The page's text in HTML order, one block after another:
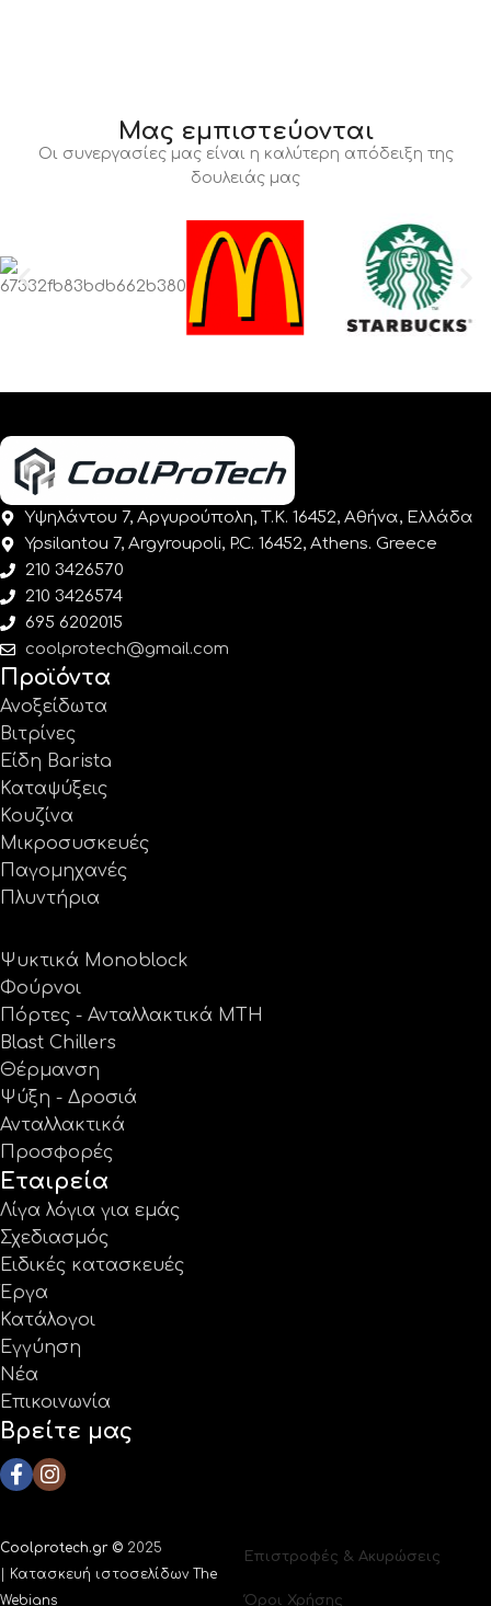
Μας εμπιστεύονται
Οι συνεργασίες μας είναι η καλύτερη απόδειξη της
δουλειάς μας
Υψηλάντου 7, Αργυρούπολη, Τ.Κ. 16452, Αθήνα, Ελλάδα
Ypsilantou 7, Argyroupoli, P.C. 16452, Athens. Greece
210 3426570
210 3426574
695 6202015
coolprotech@gmail.com
Προϊόντα
Ανοξείδωτα
Βιτρίνες
Είδη Barista
Καταψύξεις
Κουζίνα
Μικροσυσκευές
Παγομηχανές
Πλυντήρια
Ψυκτικά Monoblock
Φούρνοι
Πόρτες - Ανταλλακτικά MTH
Blast Chillers
Θέρμανση
Ψύξη - Δροσιά
Ανταλλακτικά
Προσφορές
Εταιρεία
Λίγα λόγια για εμάς
Σχεδιασμός
Ειδικές κατασκευές
Έργα
Κατάλογοι
Εγγύηση
Νέα
Επικοινωνία
Βρείτε μας
Coolprotech.gr © 2025
Κατασκευή ιστοσελίδων The
Webians
Επιστροφές & Ακυρώσεις
Όροι Χρήσης